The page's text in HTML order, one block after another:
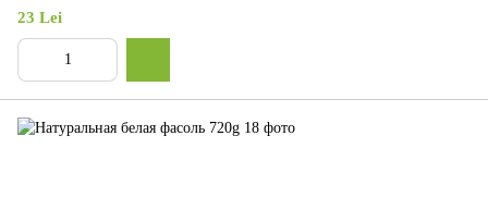
23 Lei